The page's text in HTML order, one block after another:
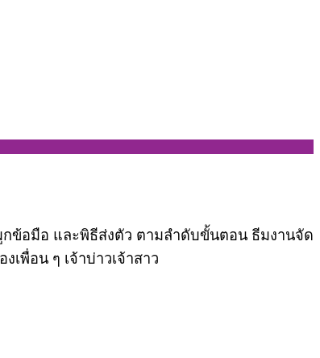
กข้อมือ และพิธีส่งตัว ตามลำดับขั้นตอน ธีมงานจัด
พื่อน ๆ เจ้าบ่าวเจ้าสาว